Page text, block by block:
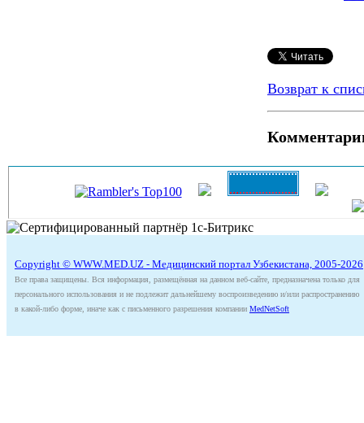
Возврат к
Copyright © WWW.MED.UZ - Медицинский портал Узбекистана, 2005-2026
Все права защищены. Вся информация, размещённая на данном веб-сайте, предназначена только для
персонального использования и не подлежит дальнейшему воспроизведению и/или распространению
в какой-либо форме, иначе как с письменного разрешения компании MedNetSoft